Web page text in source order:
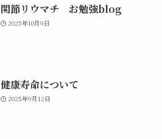
関節リウマチ お勉強blog
2025年10月9日
健康寿命について
2025年9月12日